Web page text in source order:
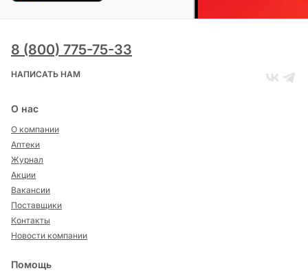
8 (800) 775-75-33
НАПИСАТЬ НАМ
О нас
О компании
Аптеки
Журнал
Акции
Вакансии
Поставщики
Контакты
Новости компании
Помощь